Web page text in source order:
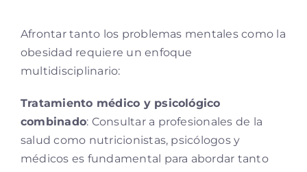
Afrontar tanto los problemas mentales como la
obesidad requiere un enfoque
multidisciplinario:
Tratamiento médico y psicológico
combinado: Consultar a profesionales de la
salud como nutricionistas, psicólogos y
médicos es fundamental para abordar tanto